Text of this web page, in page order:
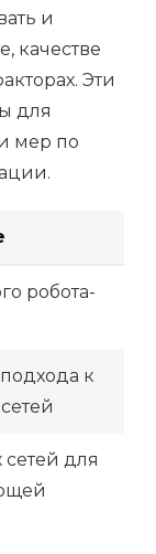
и
качестве
Эти
для
мер по
робота-
к
сетей для